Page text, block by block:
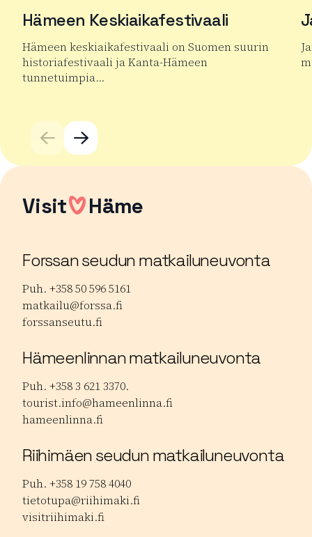
Hämeen Keskiaikafestivaali
Hämeen keskiaikafestivaali on Suomen suurin
historiafestivaali ja Kanta-Hämeen
tunnetuimpia…
Visit Häme
Forssan seudun matkailuneuvonta
Puh. +358 50 596 5161
matkailu@forssa.fi
forssanseutu.fi
Hämeenlinnan matkailuneuvonta
Puh. +358 3 621 3370.
tourist.info@hameenlinna.fi
hameenlinna.fi
Riihimäen seudun matkailuneuvonta
Puh. +358 19 758 4040
tietotupa@riihimaki.fi
visitriihimaki.fi